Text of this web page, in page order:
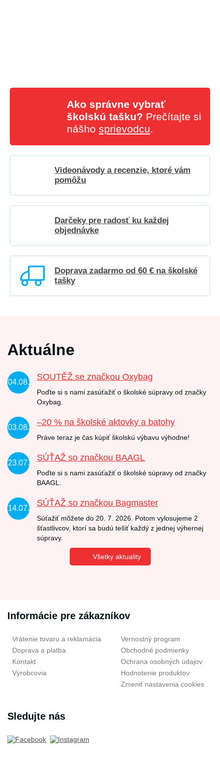
Ako správne vybrať
školskú tašku? Prečítajte si
nášho sprievodcu.
Videonávody a recenzie, ktoré vám
pomôžu
Darčeky pre radosť ku každej
objednávke
Doprava zadarmo od 60 € na školské
tašky
Aktuálne
04.08.
SOUTĚŽ se značkou Oxybag
Poďte si s nami zasúťažiť o školské súpravy od značky
Oxybag.
03.08.
–20 % na školské aktovky a batohy
Práve teraz je čas kúpiť školskú výbavu výhodne!
23.07.
SÚŤAŽ so značkou BAAGL
Poďte si s nami zasúťažiť o školské súpravy od značky
BAAGL.
14.07.
SÚŤAŽ so značkou Bagmaster
Súťažiť môžete do 20. 7. 2026. Potom vylosujeme 2
šťastlivcov, ktorí sa budú tešiť každý z jednej výhernej
súpravy.
Všetky aktuality
Informácie pre zákazníkov
Vrátenie tovaru a reklamácia
Doprava a platba
Kontakt
Výrobcovia
Vernostný program
Obchodné podmienky
Ochrana osobných údajov
Hodnotenie produktov
Zmeniť nastavenia cookies
Sledujte nás